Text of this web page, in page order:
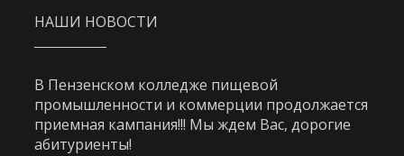
НАШИ НОВОСТИ
В Пензенском колледже пищевой
промышленности и коммерции продолжается
приемная кампания!!! Мы ждем Вас, дорогие
абитуриенты!